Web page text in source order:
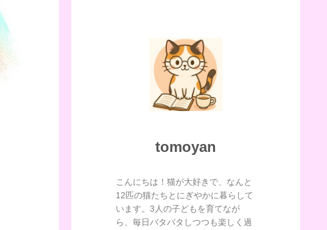
tomoyan
こんにちは！猫が大好きで、なんと
12匹の猫たちとにぎやかに暮らして
います。3人の子どもを育てなが
ら、毎日バタバタしつつも楽しく過